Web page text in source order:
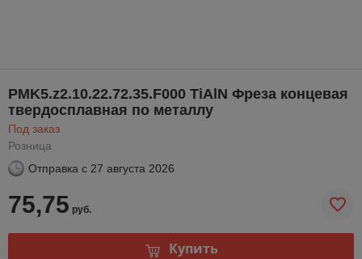
PMK5.z2.10.22.72.35.F000 TiAlN Фреза концевая
твердосплавная по металлу
Под заказ
Розница
Отправка с 27 августа 2026
75,75 руб.
Купить